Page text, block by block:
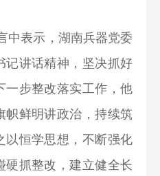
中表示，湖南兵器党委
记讲话精神，坚决抓好
一步整改落实工作，他
帜鲜明讲政治，持续筑
以恒学思想，不断强化
硬抓整改，建立健全长